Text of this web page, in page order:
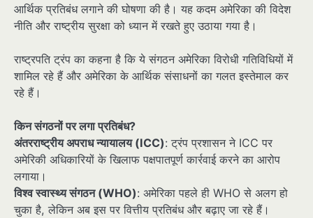
आर्थिक प्रतिबंध लगाने की घोषणा की है। यह कदम अमेरिका की विदेश
नीति और राष्ट्रीय सुरक्षा को ध्यान में रखते हुए उठाया गया है।
राष्ट्रपति ट्रंप का कहना है कि ये संगठन अमेरिका विरोधी गतिविधियों में
शामिल रहे हैं और अमेरिका के आर्थिक संसाधनों का गलत इस्तेमाल कर
रहे हैं।
किन संगठनों पर लगा प्रतिबंध?
अंतरराष्ट्रीय अपराध न्यायालय (ICC): ट्रंप प्रशासन ने ICC पर
अमेरिकी अधिकारियों के खिलाफ पक्षपातपूर्ण कार्रवाई करने का आरोप
लगाया।
विश्व स्वास्थ्य संगठन (WHO): अमेरिका पहले ही WHO से अलग हो
चुका है, लेकिन अब इस पर वित्तीय प्रतिबंध और बढ़ाए जा रहे हैं।